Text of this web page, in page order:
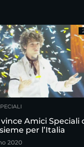
Amici Speciali
per l’Italia
2020